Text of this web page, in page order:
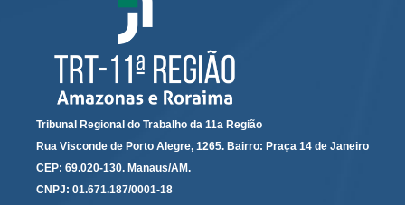
Comitê PopRuaJud
Comissão de Justiça Itinerante
Comissão Permanente de Avaliação Documental
Automação e IA
Governança
Governança de TI
Gestão Estratégica
Tribunal Regional do Trabalho da 11a Região
Rua Visconde de Porto Alegre, 1265. Bairro: Praça 14 de Janeiro
CEP: 69.020-130. Manaus/AM.
CNPJ: 01.671.187/0001-18